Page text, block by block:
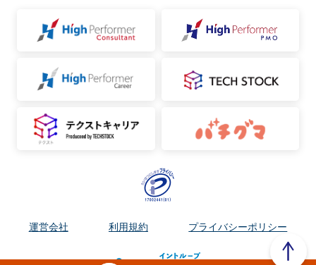
運営会社 利用規約 プライバシーポリシー